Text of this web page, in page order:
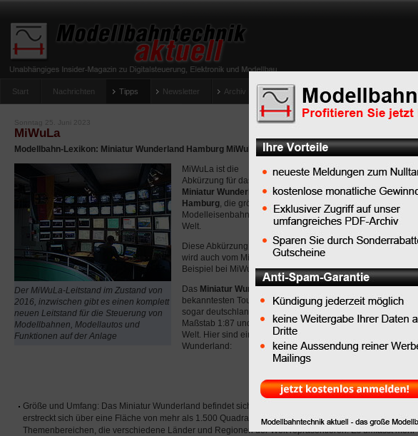
Start Nachrichten Tipps Newsletter Archiv Magazin Anlagenportraits Lexikon
Sonntag 25. Juni 2023
MiWuLa
Modellbahn-Lexikon: Miniatur Wunderland Hamburg MiWuLa
Der MiWuLa-Leitstand im Zustand von
2016, inzwischen gibt es einen komplett
neuen Leitstand für die Steuerung von
Modellbahnen, Modellautos und
Funktionen auf der Anlage
MiWuLa ist die
Abkürzung für das
Miniatur Wunderland
Hamburg, die größte
Modelleisenbahn der
Welt.
Diese Abkürzung ist nicht nur Modellbahner-Jargon, sondern
wird auch vom Miniatur-Wunderland selbst verwendet, zum
Beispiel bei MiWuLa TV.
Das Miniatur Wunderland Hamburgist eine der
bekanntesten Touristenattraktionen in Hamburg, inzwischen
sogar deutschlandweit. Es ist eine Modellbahnanlage im
Maßstab 1:87 und gilt als das größte Miniaturmuseum der
Welt. Hier sind einige Informationen über das Miniatur
Wunderland:
Größe und Umfang: Das Miniatur Wunderland befindet sich in der Speicherstadt Hamburg und
erstreckt sich über eine Fläche von mehr als 1.500 Quadratmetern und besteht aus verschiedenen
Themenbereichen, die verschiedene Länder und Regionen der Welt repräsentieren. Es umfasst mehr